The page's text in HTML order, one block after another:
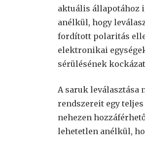
aktuális állapotához
anélkül, hogy
fordított polaritás
elektronikai
sérülésének
A saruk leválasztása
rendszereit egy
nehezen
lehetetlen anélkül,